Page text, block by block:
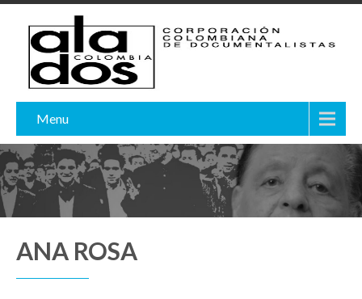
Menu
ANA ROSA